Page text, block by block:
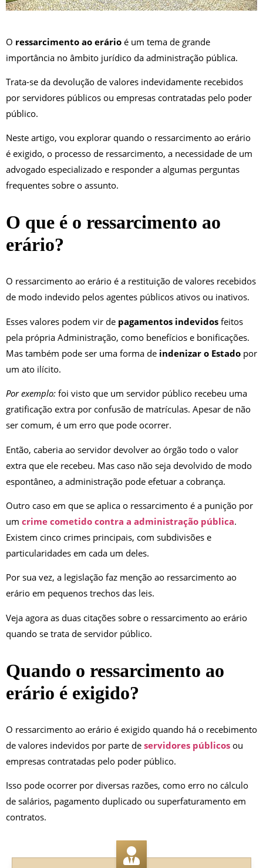
O ressarcimento ao erário é um tema de grande
importância no âmbito jurídico da administração pública.
Trata-se da devolução de valores indevidamente recebidos
por servidores públicos ou empresas contratadas pelo poder
público.
Neste artigo, vou explorar quando o ressarcimento ao erário
é exigido, o processo de ressarcimento, a necessidade de um
advogado especializado e responder a algumas perguntas
frequentes sobre o assunto.
O que é o ressarcimento ao
erário?
O ressarcimento ao erário é a restituição de valores recebidos
de modo indevido pelos agentes públicos ativos ou inativos.
Esses valores podem vir de pagamentos indevidos feitos
pela própria Administração, como benefícios e bonificações.
Mas também pode ser uma forma de indenizar o Estado por
um ato ilícito.
Por exemplo: foi visto que um servidor público recebeu uma
gratificação extra por confusão de matrículas. Apesar de não
ser comum, é um erro que pode ocorrer.
Então, caberia ao servidor devolver ao órgão todo o valor
extra que ele recebeu. Mas caso não seja devolvido de modo
espontâneo, a administração pode efetuar a cobrança.
Outro caso em que se aplica o ressarcimento é a punição por
um crime cometido contra a administração pública.
Existem cinco crimes principais, com subdivisões e
particularidades em cada um deles.
Por sua vez, a legislação faz menção ao ressarcimento ao
erário em pequenos trechos das leis.
Veja agora as duas citações sobre o ressarcimento ao erário
quando se trata de servidor público.
Quando o ressarcimento ao
erário é exigido?
O ressarcimento ao erário é exigido quando há o recebimento
de valores indevidos por parte de servidores públicos ou
empresas contratadas pelo poder público.
Isso pode ocorrer por diversas razões, como erro no cálculo
de salários, pagamento duplicado ou superfaturamento em
contratos.